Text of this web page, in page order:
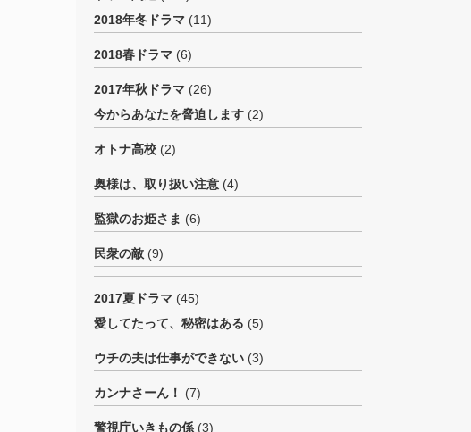
2018年冬ドラマ (11)
2018春ドラマ (6)
2017年秋ドラマ (26)
今からあなたを脅迫します (2)
オトナ高校 (2)
奥様は、取り扱い注意 (4)
監獄のお姫さま (6)
民衆の敵 (9)
2017夏ドラマ (45)
愛してたって、秘密はある (5)
ウチの夫は仕事ができない (3)
カンナさーん！ (7)
警視庁いきもの係 (3)